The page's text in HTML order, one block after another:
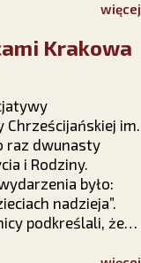
lub
12 423 44
będą Twoje!
więcej
Krakowa
im.
raz dwunasty
i Rodziny.
było:
nadzieja”.
podkreślali, że